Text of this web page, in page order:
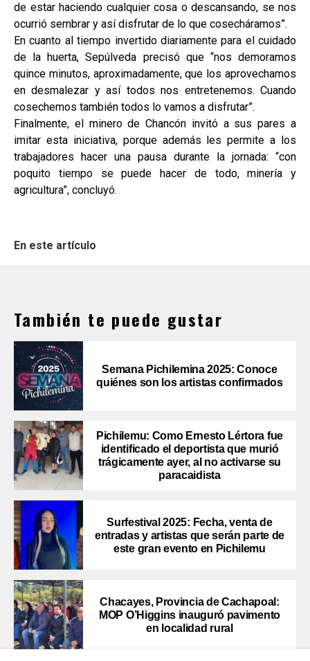
de estar haciendo cualquier cosa o descansando, se nos
ocurrió sembrar y así disfrutar de lo que cosecháramos”.
En cuanto al tiempo invertido diariamente para el cuidado
de la huerta, Sepúlveda precisó que “nos demoramos
quince minutos, aproximadamente, que los aprovechamos
en desmalezar y así todos nos entretenemos. Cuando
cosechemos también todos lo vamos a disfrutar”.
Finalmente, el minero de Chancón invitó a sus pares a
imitar esta iniciativa, porque además les permite a los
trabajadores hacer una pausa durante la jornada: “con
poquito tiempo se puede hacer de todo, minería y
agricultura”, concluyó.
En este artículo
También te puede gustar
Semana Pichilemina 2025: Conoce
quiénes son los artistas confirmados
Pichilemu: Como Ernesto Lértora fue
identificado el deportista que murió
trágicamente ayer, al no activarse su
paracaidista
Surfestival 2025: Fecha, venta de
entradas y artistas que serán parte de
este gran evento en Pichilemu
Chacayes, Provincia de Cachapoal:
MOP O’Higgins inauguró pavimento
en localidad rural